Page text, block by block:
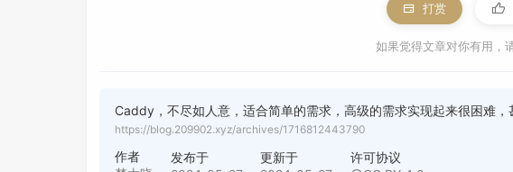
打赏
如果觉得文章对你有用，
Caddy，不尽如人意，适合简单的需求，高级的需求实现起来很困难，
https://blog.209902.xyz/archives/1716812443790
作者
发布于
更新于
许可协议